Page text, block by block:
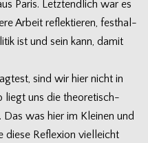
Paris. Letzt­end­lich war es
Arbeit reflek­tie­ren, fest­hal­
ist und sein kann, damit
sind wir hier nicht in
liegt uns die theoretisch-
was hier im Klei­nen und
diese Refle­xion viel­leicht